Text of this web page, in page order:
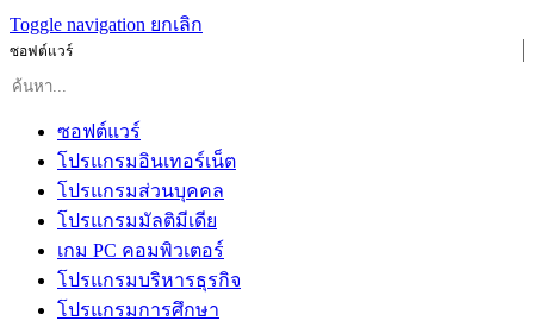
Toggle navigation ยกเลิก
ซอฟต์แวร์
ซอฟต์แวร์
โปรแกรมอินเทอร์เน็ต
โปรแกรมส่วนบุคคล
โปรแกรมมัลติมีเดีย
เกม PC คอมพิวเตอร์
โปรแกรมบริหารธุรกิจ
โปรแกรมการศึกษา